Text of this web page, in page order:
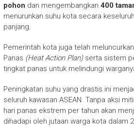
pohon dan mengembangkan 400
menurunkan suhu kota secara
panjang.
Pemerintah kota juga telah
Panas (Heat Action Plan)serta sistem
tingkat panas untuk melindungi
Peningkatan suhu yang drastis ini
seluruh kawasan ASEAN. Tanpa aksi
hari panas ekstrem per tahun akan
dihadapi oleh jutaan warga kota dalam